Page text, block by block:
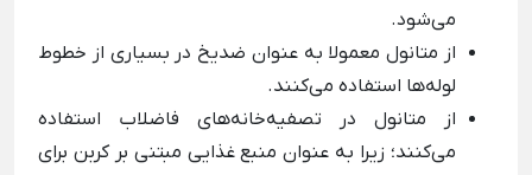
می‌شود.
از متانول معمولا به عنوان ضدیخ در بسیاری از خطوط
لوله‌ها استفاده می‌کنند.
از متانول در تصفیه‌خانه‌های فاضلاب استفاده
می‌کنند؛ زیرا به عنوان منبع غذایی مبتنی بر کربن برای